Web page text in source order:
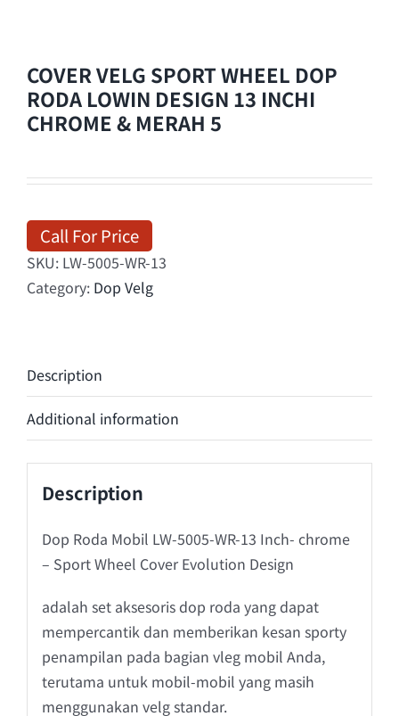
COVER VELG SPORT WHEEL DOP
RODA LOWIN DESIGN 13 INCHI
CHROME & MERAH 5
Call For Price
SKU: LW-5005-WR-13
Category: Dop Velg
Description
Additional information
Description
Dop Roda Mobil LW-5005-WR-13 Inch- chrome
– Sport Wheel Cover Evolution Design
adalah set aksesoris dop roda yang dapat
mempercantik dan memberikan kesan sporty
penampilan pada bagian vleg mobil Anda,
terutama untuk mobil-mobil yang masih
menggunakan velg standar.